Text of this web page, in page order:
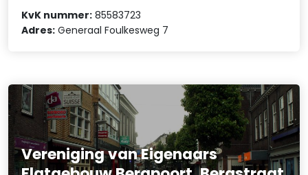
KvK nummer: 85583723
Adres: Generaal Foulkesweg 7
Vereniging van Eigenaars